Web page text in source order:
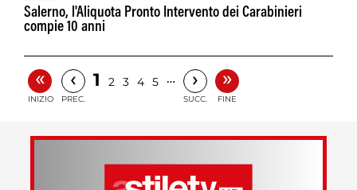
Salerno, l'Aliquota Pronto Intervento dei Carabinieri
compie 10 anni
«
INIZIO
‹
PREC.
1 2 3 4 5 … ›
SUCC.
»
FINE